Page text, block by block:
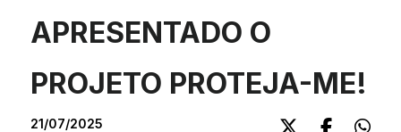
APRESENTADO O
PROJETO PROTEJA-ME!
21/07/2025